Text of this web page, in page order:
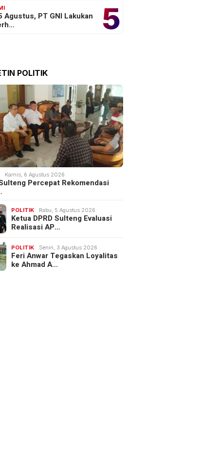
5
Agustus, PT GNI Lakukan
POLITIK
Kamis, 6 Agustus 2026
Percepat Rekomendasi
POLITIK Rabu, 5 Agustus 2026
Ketua DPRD Sulteng Evaluasi
Realisasi AP…
POLITIK Senin, 3 Agustus 2026
Feri Anwar Tegaskan Loyalitas
ke Ahmad A…